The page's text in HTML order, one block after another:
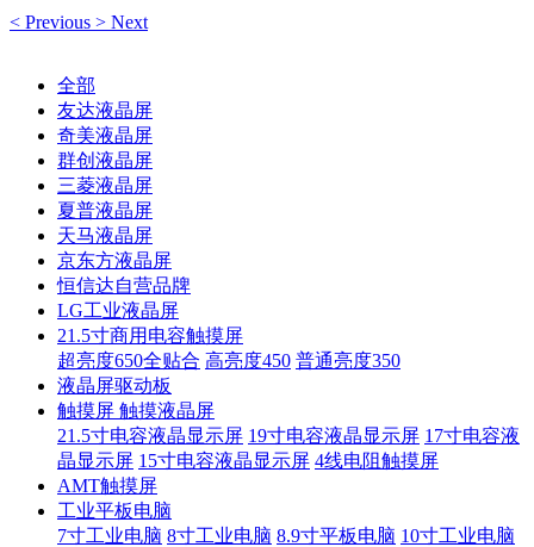
< Previous > Next
全部
友达液晶屏
奇美液晶屏
群创液晶屏
三菱液晶屏
夏普液晶屏
天马液晶屏
京东方液晶屏
恒信达自营品牌
LG工业液晶屏
21.5寸商用电容触摸屏
超亮度650全贴合 高亮度450 普通亮度350
液晶屏驱动板
触摸屏 触摸液晶屏
21.5寸电容液晶显示屏 19寸电容液晶显示屏 17寸电容液
晶显示屏 15寸电容液晶显示屏 4线电阻触摸屏
AMT触摸屏
工业平板电脑
7寸工业电脑 8寸工业电脑 8.9寸平板电脑 10寸工业电脑